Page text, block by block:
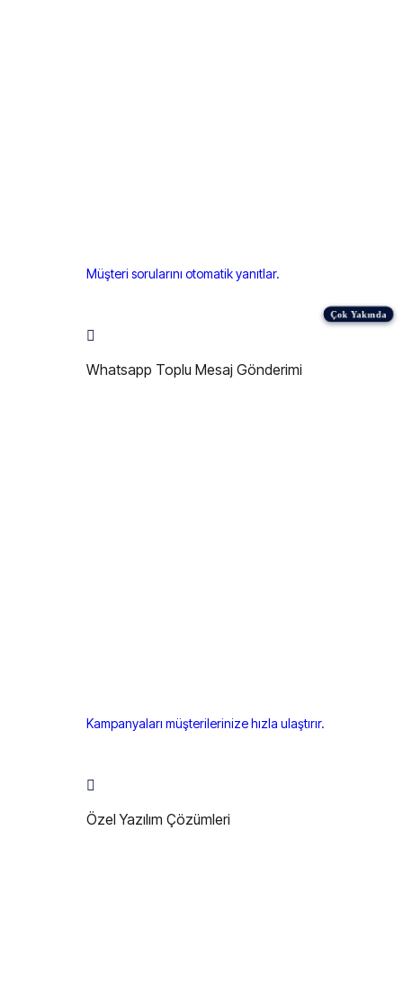
Müşteri sorularını otomatik yanıtlar.
Whatsapp Toplu Mesaj Gönderimi
Kampanyaları müşterilerinize hızla ulaştırır.
Özel Yazılım Çözümleri